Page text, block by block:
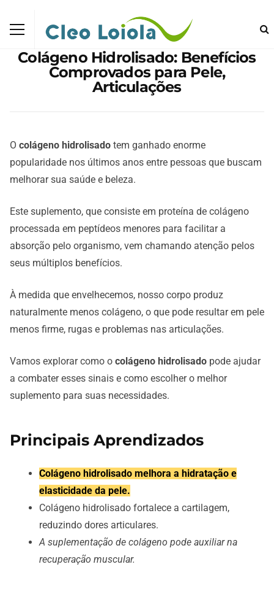
Colágeno Hidrolisado: Benefícios
Comprovados para Pele,
Articulações
O colágeno hidrolisado tem ganhado enorme
popularidade nos últimos anos entre pessoas que buscam
melhorar sua saúde e beleza.
Este suplemento, que consiste em proteína de colágeno
processada em peptídeos menores para facilitar a
absorção pelo organismo, vem chamando atenção pelos
seus múltiplos benefícios.
À medida que envelhecemos, nosso corpo produz
naturalmente menos colágeno, o que pode resultar em pele
menos firme, rugas e problemas nas articulações.
Vamos explorar como o colágeno hidrolisado pode ajudar
a combater esses sinais e como escolher o melhor
suplemento para suas necessidades.
Principais Aprendizados
Colágeno hidrolisado melhora a hidratação e
elasticidade da pele.
Colágeno hidrolisado fortalece a cartilagem,
reduzindo dores articulares.
A suplementação de colágeno pode auxiliar na
recuperação muscular.